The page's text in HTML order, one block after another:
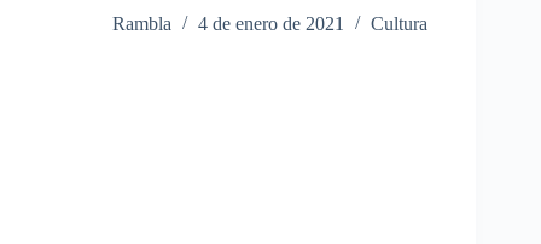
Rambla 4 de enero de 2021 Cultura